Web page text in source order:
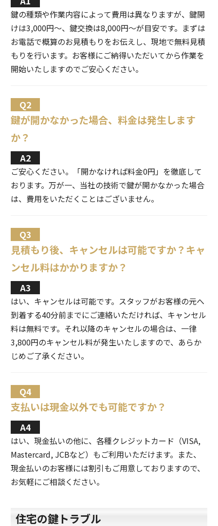
鍵の種類や作業内容によって費用は異なりますが、鍵開
けは3,000円〜、鍵交換は8,000円〜が目安です。まずは
お電話で概算のお見積もりをお伝えし、現地で無料見積
もりを行います。お客様にご納得いただいてから作業を
開始いたしますのでご安心ください。
鍵が開かなかった場合、料金は発生します
か？
ご安心ください。「開かなければ料金0円」を徹底して
おります。万が一、当社の技術で鍵が開かなかった場合
は、費用をいただくことはございません。
見積もり後、キャンセルは可能ですか？キャ
ンセル料はかかりますか？
はい、キャンセルは可能です。スタッフがお客様の元へ
到着する40分前までにご連絡いただければ、キャンセル
料は無料です。それ以降のキャンセルの場合は、一律
3,800円のキャンセル料が発生いたしますので、あらか
じめご了承ください。
支払いは現金以外でも可能ですか？
はい、現金払いの他に、各種クレジットカード（VISA,
Mastercard, JCBなど）もご利用いただけます。また、
現金払いのお客様には割引もご用意しておりますので、
お気軽にご相談ください。
住宅の鍵トラブル